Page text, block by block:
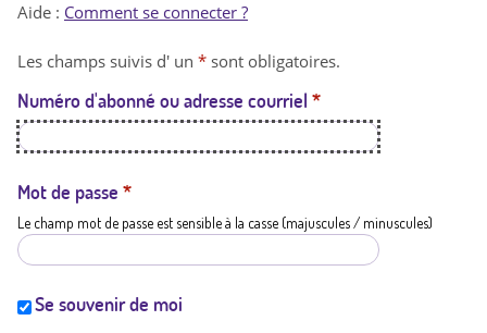
t
a
t
i
Aide : Comment se connecter ?
Les champs suivis d' un * sont obligatoires.
Numéro d'abonné ou adresse courriel *
Mot de passe *
Le champ mot de passe est sensible à la casse (majuscules / minuscules)
Se souvenir de moi